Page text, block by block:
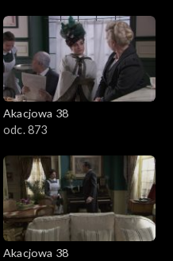
Akacjowa 38
odc. 873
Akacjowa 38